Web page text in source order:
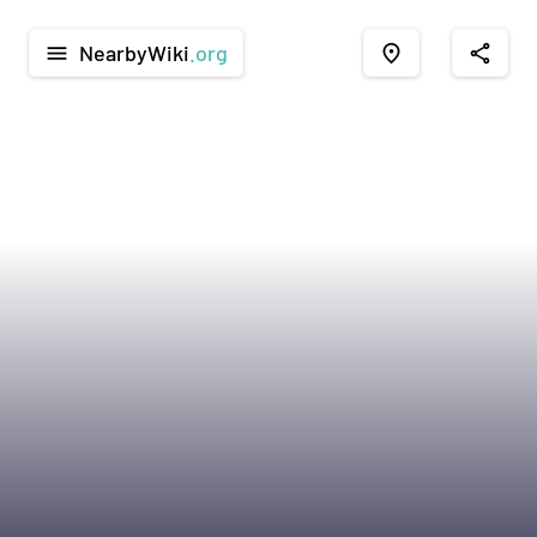
menu NearbyWiki .org place share